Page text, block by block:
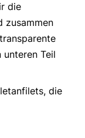
die
zusammen
Teil
die